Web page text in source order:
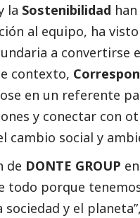
la Sostenibilidad
al equipo, ha
a convertirse
contexto,
en un referente
y conectar con
cambio social y
de DONTE GROUP
todo porque
y el